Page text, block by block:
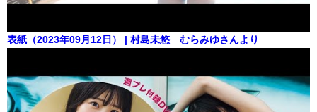
表紙（2023年09月12日） | 村島未悠 むらみゆさんより